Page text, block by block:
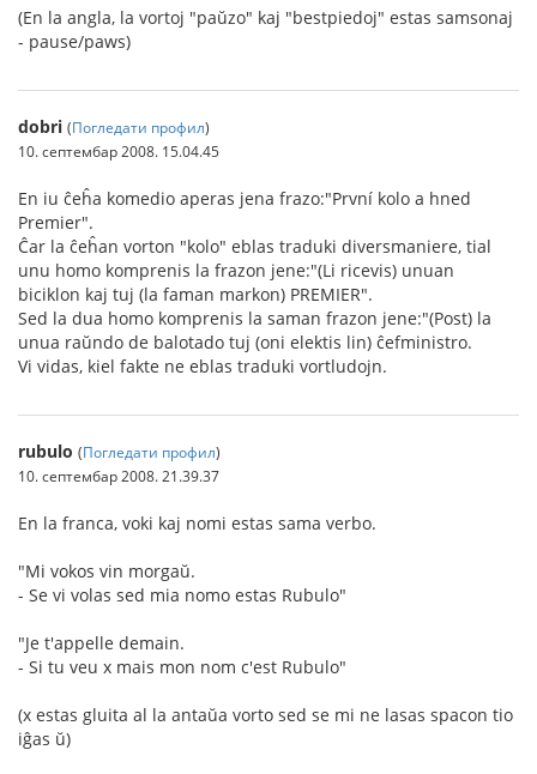
(En la angla, la vortoj "paŭzo" kaj "bestpiedoj" estas samsonaj
- pause/paws)
dobri (Погледати профил)
10. септембар 2008. 15.04.45
En iu ĉeĥa komedio aperas jena frazo:"První kolo a hned
Premier".
Ĉar la ĉeĥan vorton "kolo" eblas traduki diversmaniere, tial
unu homo komprenis la frazon jene:"(Li ricevis) unuan
biciklon kaj tuj (la faman markon) PREMIER".
Sed la dua homo komprenis la saman frazon jene:"(Post) la
unua raŭndo de balotado tuj (oni elektis lin) ĉefministro.
Vi vidas, kiel fakte ne eblas traduki vortludojn.
rubulo (Погледати профил)
10. септембар 2008. 21.39.37
En la franca, voki kaj nomi estas sama verbo.
"Mi vokos vin morgaŭ.
- Se vi volas sed mia nomo estas Rubulo"
"Je t'appelle demain.
- Si tu veu x mais mon nom c'est Rubulo"
(x estas gluita al la antaŭa vorto sed se mi ne lasas spacon tio
iĝas ŭ)